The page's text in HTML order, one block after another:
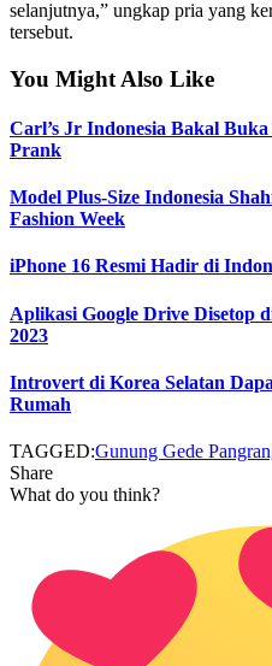
selanjutnya,” ungkap pria yang
tersebut.
You Might Also Like
Carl’s Jr Indonesia Bakal
Prank
Model Plus-Size Indonesia
Fashion Week
iPhone 16 Resmi Hadir di
Aplikasi Google Drive Disetop
2023
Introvert di Korea Selatan
Rumah
TAGGED:Gunung Gede
Share
What do you think?